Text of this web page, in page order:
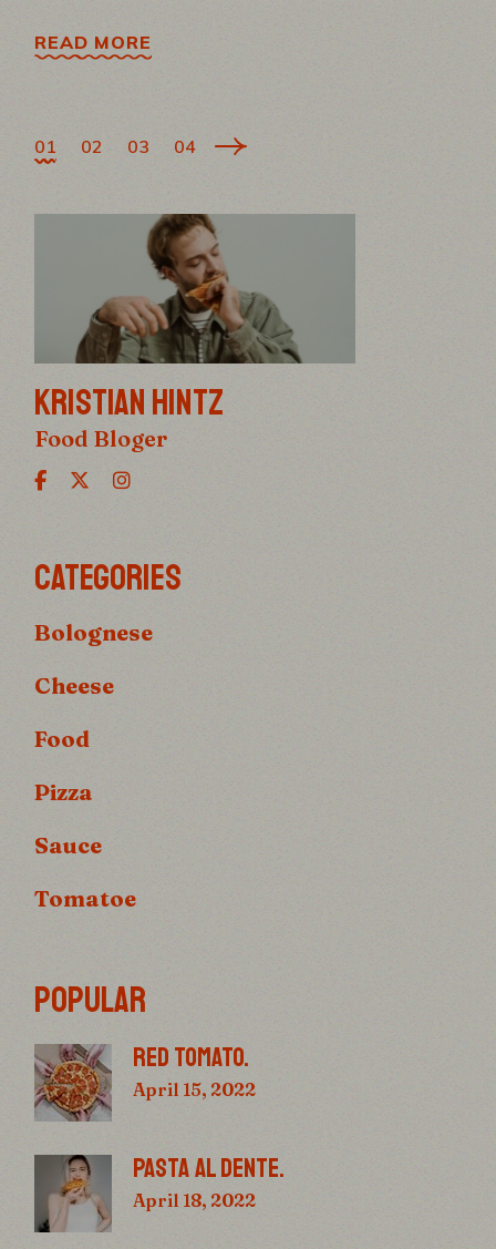
READ MORE
POSTS
PAGINATION
01 02 03 04
KRISTIAN HINTZ
Food Bloger
CATEGORIES
Bolognese
Cheese
Food
Pizza
Sauce
Tomatoe
POPULAR
RED TOMATO.
April 15, 2022
PASTA AL DENTE.
April 18, 2022